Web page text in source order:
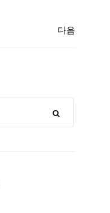
다음